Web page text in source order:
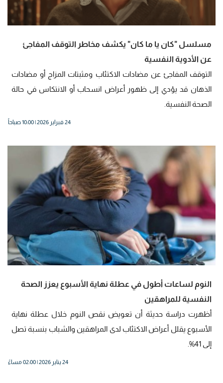
مسلسل "كان يا ما كان" يكشف مخاطر التوقف المفاجئ
عن الأدوية النفسية
التوقف المفاجئ عن مضادات الاكتئاب ومثبتات المزاج أو مضادات
الذهان قد يؤدي إلى ظهور أعراض انسحاب أو الانتكاس في حالة
الصحة النفسية.
24 فبراير 2026 | 10:00 صباحاً
النوم لساعات أطول في عطلة نهاية الأسبوع يعزز الصحة
النفسية للمراهقين
أظهرت دراسة حديثة أن تعويض نقص النوم خلال عطلة نهاية
الأسبوع يقلل أعراض الاكتئاب لدى المراهقين والشباب بنسبة تصل
إلى 41%.
24 يناير 2026 | 02:00 مساءً